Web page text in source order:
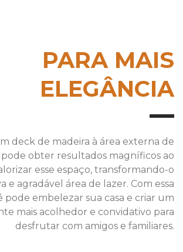
PARA MAIS
ELEGÂNCIA
deck de madeira à área externa de
pode obter resultados magníficos ao
esse espaço, transformando-o
e agradável área de lazer. Com essa
pode embelezar sua casa e criar um
mais acolhedor e convidativo para
desfrutar com amigos e familiares.